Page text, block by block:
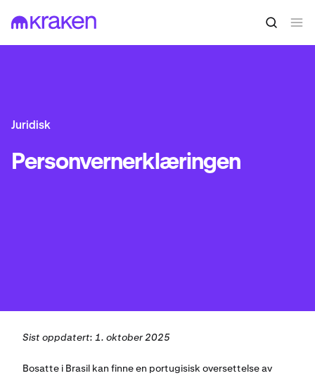
Juridisk
Personvernerklæringen
Sist oppdatert: 1. oktober 2025
Bosatte i Brasil kan finne en portugisisk oversettelse av